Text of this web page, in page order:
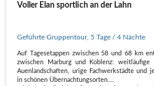
Voller Elan sportlich an der Lahn
Geführte Gruppentour, 5 Tage / 4 Nächte
Auf Tagesetappen zwischen 58 und 68 km
zwischen Marburg und Koblenz: weitläufige
Auenlandschaften, urige Fachwerkstädte und
in schönen Übernachtungsorten.